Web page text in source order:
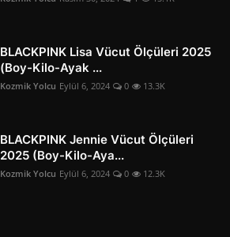
BLACKPINK Lisa Vücut Ölçüleri 2025
(Boy-Kilo-Ayak ...
Kozmik Yolcu Eylül 6, 2024 0 13.3K
BLACKPINK Jennie Vücut Ölçüleri
2025 (Boy-Kilo-Aya...
Kozmik Yolcu Eylül 6, 2024 0 12.3K